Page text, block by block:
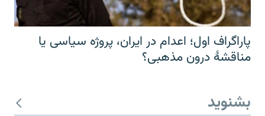
پاراگراف اول؛ اعدام در ایران، پروژه سیاسی یا
مناقشهٔ درون مذهبی؟
بشنوید